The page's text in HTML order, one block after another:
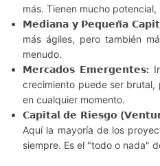
más. Tienen mucho
𝗠𝗲𝗱𝗶𝗮𝗻𝗮 𝘆 𝗣𝗲𝗾𝘂𝗲𝗻̃𝗮
más ágiles, pero también
menudo.
𝗠𝗲𝗿𝗰𝗮𝗱𝗼𝘀 𝗘𝗺𝗲𝗿𝗴𝗲𝗻𝘁𝗲𝘀:
crecimiento puede ser brutal,
en cualquier momento.
𝗖𝗮𝗽𝗶𝘁𝗮𝗹 𝗱𝗲 𝗥𝗶𝗲𝘀𝗴𝗼
Aquí la mayoría de los
siempre. Es el "todo o nada"